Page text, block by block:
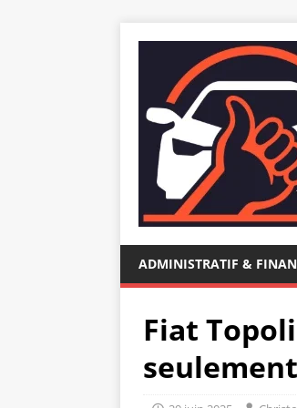
ADMINISTRATIF &
Fiat